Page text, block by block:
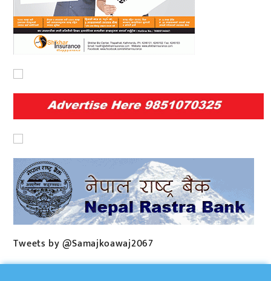
Tweets by @Samajkoawaj2067